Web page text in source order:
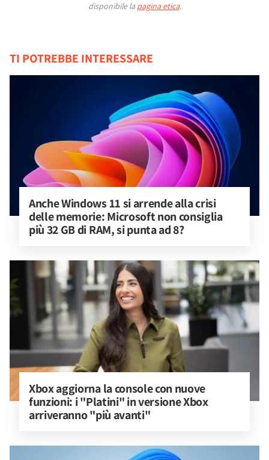
disponibile la pagina etica.
TI POTREBBE INTERESSARE
Anche Windows 11 si arrende alla crisi
delle memorie: Microsoft non consiglia
più 32 GB di RAM, si punta ad 8?
Xbox aggiorna la console con nuove
funzioni: i "Platini" in versione Xbox
arriveranno "più avanti"